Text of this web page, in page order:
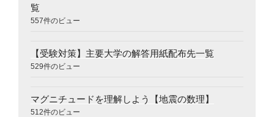
覧
557件のビュー
【受験対策】主要大学の解答用紙配布先一覧
529件のビュー
マグニチュードを理解しよう【地震の数理】
512件のビュー